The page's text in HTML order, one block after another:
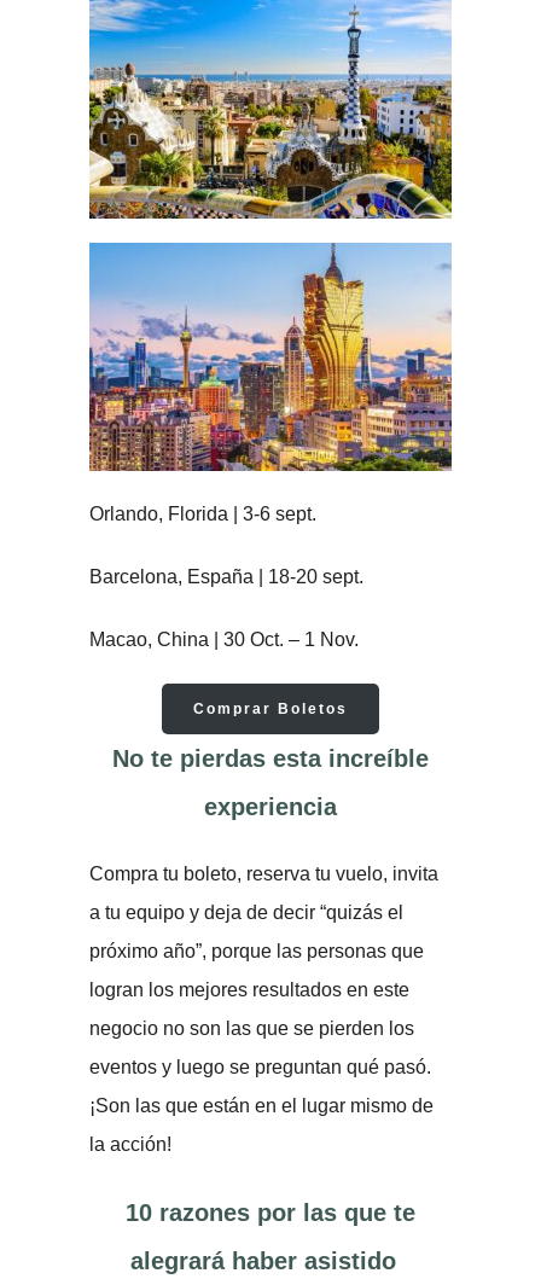
Orlando, Florida | 3-6 sept.
Barcelona, España | 18-20 sept.
Macao, China | 30 Oct. – 1 Nov.
Comprar Boletos
No te pierdas esta increíble
experiencia
Compra tu boleto, reserva tu vuelo, invita
a tu equipo y deja de decir “quizás el
próximo año”, porque las personas que
logran los mejores resultados en este
negocio no son las que se pierden los
eventos y luego se preguntan qué pasó.
¡Son las que están en el lugar mismo de
la acción!
10 razones por las que te
alegrará haber asistido